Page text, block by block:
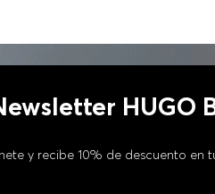
HUGO
y recibe 10% de descuento en